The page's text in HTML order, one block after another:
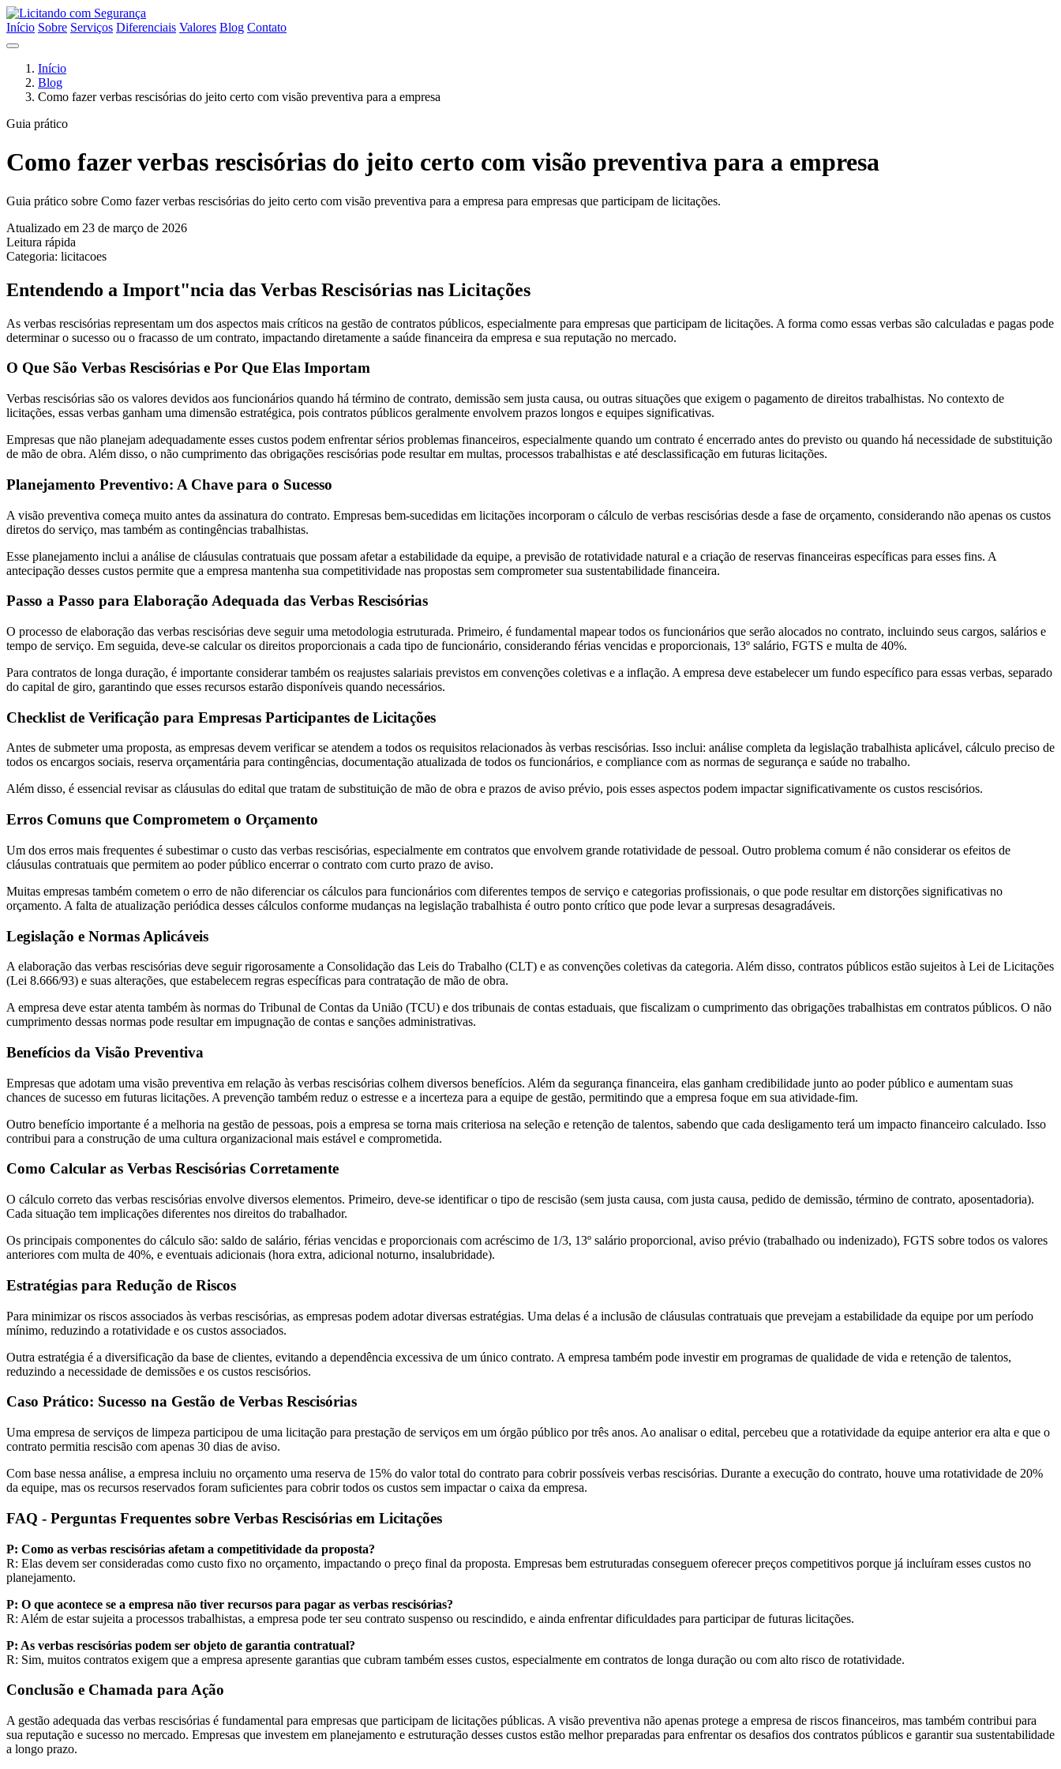
Início Sobre Serviços Diferenciais Valores Blog Contato
Início
Blog
Como fazer verbas rescisórias do jeito certo com visão preventiva para a empresa
Guia prático
Como fazer verbas rescisórias do jeito certo com visão preventiva para a empresa
Guia prático sobre Como fazer verbas rescisórias do jeito certo com visão preventiva para a empresa para empresas que participam de licitações.
Atualizado em 23 de março de 2026
Leitura rápida
Categoria: licitacoes
Entendendo a Import"ncia das Verbas Rescisórias nas Licitações
As verbas rescisórias representam um dos aspectos mais críticos na gestão de contratos públicos, especialmente para empresas que participam de licitações. A forma como essas verbas são calculadas e pagas pode
determinar o sucesso ou o fracasso de um contrato, impactando diretamente a saúde financeira da empresa e sua reputação no mercado.
O Que São Verbas Rescisórias e Por Que Elas Importam
Verbas rescisórias são os valores devidos aos funcionários quando há término de contrato, demissão sem justa causa, ou outras situações que exigem o pagamento de direitos trabalhistas. No contexto de
licitações, essas verbas ganham uma dimensão estratégica, pois contratos públicos geralmente envolvem prazos longos e equipes significativas.
Empresas que não planejam adequadamente esses custos podem enfrentar sérios problemas financeiros, especialmente quando um contrato é encerrado antes do previsto ou quando há necessidade de substituição
de mão de obra. Além disso, o não cumprimento das obrigações rescisórias pode resultar em multas, processos trabalhistas e até desclassificação em futuras licitações.
Planejamento Preventivo: A Chave para o Sucesso
A visão preventiva começa muito antes da assinatura do contrato. Empresas bem-sucedidas em licitações incorporam o cálculo de verbas rescisórias desde a fase de orçamento, considerando não apenas os custos
diretos do serviço, mas também as contingências trabalhistas.
Esse planejamento inclui a análise de cláusulas contratuais que possam afetar a estabilidade da equipe, a previsão de rotatividade natural e a criação de reservas financeiras específicas para esses fins. A
antecipação desses custos permite que a empresa mantenha sua competitividade nas propostas sem comprometer sua sustentabilidade financeira.
Passo a Passo para Elaboração Adequada das Verbas Rescisórias
O processo de elaboração das verbas rescisórias deve seguir uma metodologia estruturada. Primeiro, é fundamental mapear todos os funcionários que serão alocados no contrato, incluindo seus cargos, salários e
tempo de serviço. Em seguida, deve-se calcular os direitos proporcionais a cada tipo de funcionário, considerando férias vencidas e proporcionais, 13º salário, FGTS e multa de 40%.
Para contratos de longa duração, é importante considerar também os reajustes salariais previstos em convenções coletivas e a inflação. A empresa deve estabelecer um fundo específico para essas verbas, separado
do capital de giro, garantindo que esses recursos estarão disponíveis quando necessários.
Checklist de Verificação para Empresas Participantes de Licitações
Antes de submeter uma proposta, as empresas devem verificar se atendem a todos os requisitos relacionados às verbas rescisórias. Isso inclui: análise completa da legislação trabalhista aplicável, cálculo preciso de
todos os encargos sociais, reserva orçamentária para contingências, documentação atualizada de todos os funcionários, e compliance com as normas de segurança e saúde no trabalho.
Além disso, é essencial revisar as cláusulas do edital que tratam de substituição de mão de obra e prazos de aviso prévio, pois esses aspectos podem impactar significativamente os custos rescisórios.
Erros Comuns que Comprometem o Orçamento
Um dos erros mais frequentes é subestimar o custo das verbas rescisórias, especialmente em contratos que envolvem grande rotatividade de pessoal. Outro problema comum é não considerar os efeitos de
cláusulas contratuais que permitem ao poder público encerrar o contrato com curto prazo de aviso.
Muitas empresas também cometem o erro de não diferenciar os cálculos para funcionários com diferentes tempos de serviço e categorias profissionais, o que pode resultar em distorções significativas no
orçamento. A falta de atualização periódica desses cálculos conforme mudanças na legislação trabalhista é outro ponto crítico que pode levar a surpresas desagradáveis.
Legislação e Normas Aplicáveis
A elaboração das verbas rescisórias deve seguir rigorosamente a Consolidação das Leis do Trabalho (CLT) e as convenções coletivas da categoria. Além disso, contratos públicos estão sujeitos à Lei de Licitações
(Lei 8.666/93) e suas alterações, que estabelecem regras específicas para contratação de mão de obra.
A empresa deve estar atenta também às normas do Tribunal de Contas da União (TCU) e dos tribunais de contas estaduais, que fiscalizam o cumprimento das obrigações trabalhistas em contratos públicos. O não
cumprimento dessas normas pode resultar em impugnação de contas e sanções administrativas.
Benefícios da Visão Preventiva
Empresas que adotam uma visão preventiva em relação às verbas rescisórias colhem diversos benefícios. Além da segurança financeira, elas ganham credibilidade junto ao poder público e aumentam suas
chances de sucesso em futuras licitações. A prevenção também reduz o estresse e a incerteza para a equipe de gestão, permitindo que a empresa foque em sua atividade-fim.
Outro benefício importante é a melhoria na gestão de pessoas, pois a empresa se torna mais criteriosa na seleção e retenção de talentos, sabendo que cada desligamento terá um impacto financeiro calculado. Isso
contribui para a construção de uma cultura organizacional mais estável e comprometida.
Como Calcular as Verbas Rescisórias Corretamente
O cálculo correto das verbas rescisórias envolve diversos elementos. Primeiro, deve-se identificar o tipo de rescisão (sem justa causa, com justa causa, pedido de demissão, término de contrato, aposentadoria).
Cada situação tem implicações diferentes nos direitos do trabalhador.
Os principais componentes do cálculo são: saldo de salário, férias vencidas e proporcionais com acréscimo de 1/3, 13º salário proporcional, aviso prévio (trabalhado ou indenizado), FGTS sobre todos os valores
anteriores com multa de 40%, e eventuais adicionais (hora extra, adicional noturno, insalubridade).
Estratégias para Redução de Riscos
Para minimizar os riscos associados às verbas rescisórias, as empresas podem adotar diversas estratégias. Uma delas é a inclusão de cláusulas contratuais que prevejam a estabilidade da equipe por um período
mínimo, reduzindo a rotatividade e os custos associados.
Outra estratégia é a diversificação da base de clientes, evitando a dependência excessiva de um único contrato. A empresa também pode investir em programas de qualidade de vida e retenção de talentos,
reduzindo a necessidade de demissões e os custos rescisórios.
Caso Prático: Sucesso na Gestão de Verbas Rescisórias
Uma empresa de serviços de limpeza participou de uma licitação para prestação de serviços em um órgão público por três anos. Ao analisar o edital, percebeu que a rotatividade da equipe anterior era alta e que o
contrato permitia rescisão com apenas 30 dias de aviso.
Com base nessa análise, a empresa incluiu no orçamento uma reserva de 15% do valor total do contrato para cobrir possíveis verbas rescisórias. Durante a execução do contrato, houve uma rotatividade de 20%
da equipe, mas os recursos reservados foram suficientes para cobrir todos os custos sem impactar o caixa da empresa.
FAQ - Perguntas Frequentes sobre Verbas Rescisórias em Licitações
P: Como as verbas rescisórias afetam a competitividade da proposta?
R: Elas devem ser consideradas como custo fixo no orçamento, impactando o preço final da proposta. Empresas bem estruturadas conseguem oferecer preços competitivos porque já incluíram esses custos no
planejamento.
P: O que acontece se a empresa não tiver recursos para pagar as verbas rescisórias?
R: Além de estar sujeita a processos trabalhistas, a empresa pode ter seu contrato suspenso ou rescindido, e ainda enfrentar dificuldades para participar de futuras licitações.
P: As verbas rescisórias podem ser objeto de garantia contratual?
R: Sim, muitos contratos exigem que a empresa apresente garantias que cubram também esses custos, especialmente em contratos de longa duração ou com alto risco de rotatividade.
Conclusão e Chamada para Ação
A gestão adequada das verbas rescisórias é fundamental para empresas que participam de licitações públicas. A visão preventiva não apenas protege a empresa de riscos financeiros, mas também contribui para
sua reputação e sucesso no mercado. Empresas que investem em planejamento e estruturação desses custos estão melhor preparadas para enfrentar os desafios dos contratos públicos e garantir sua sustentabilidade
a longo prazo.